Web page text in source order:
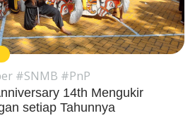
#SNMB #PnP
14th Mengukir
setiap Tahunnya